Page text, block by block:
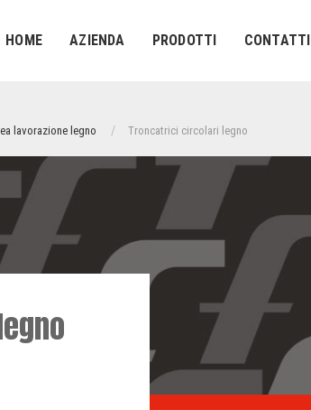
HOME AZIENDA PRODOTTI CONTATTI
lavorazione legno Troncatrici circolari legno